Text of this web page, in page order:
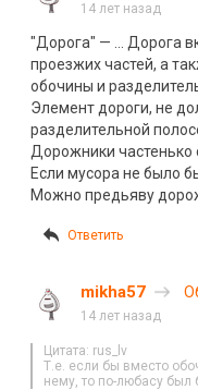
14 лет назад
"Дорога" — … Дорога
проезжих частей, а
обочины и
Элемент дороги, не
разделительной
Дорожники частенько
Если мусора не было
Можно предьяву
Ответить
mikha57
14 лет назад
Цитата: rus_lv
Т.е. если бы вместо
нему, то по-любасу был